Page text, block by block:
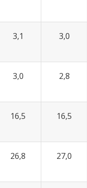
3,1 3,0
3,0 2,8
16,5 16,5
26,8 27,0